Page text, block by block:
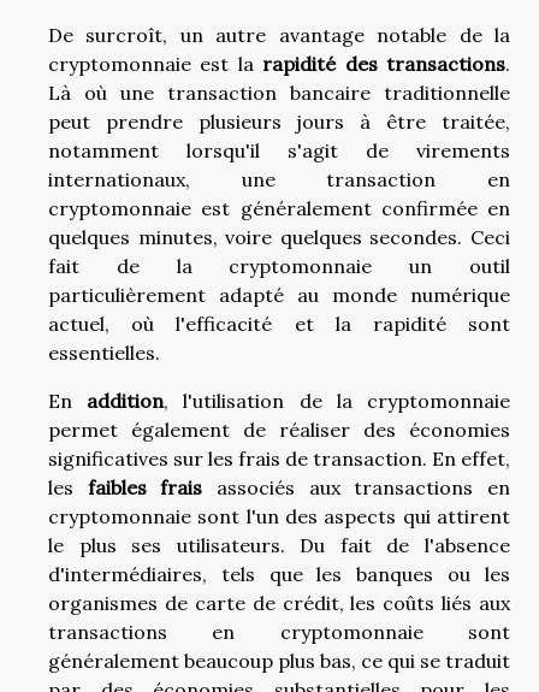
De surcroît, un autre avantage notable de la
cryptomonnaie est la rapidité des transactions.
Là où une transaction bancaire traditionnelle
peut prendre plusieurs jours à être traitée,
notamment lorsqu'il s'agit de virements
internationaux, une transaction en
cryptomonnaie est généralement confirmée en
quelques minutes, voire quelques secondes. Ceci
fait de la cryptomonnaie un outil
particulièrement adapté au monde numérique
actuel, où l'efficacité et la rapidité sont
essentielles.
En addition, l'utilisation de la cryptomonnaie
permet également de réaliser des économies
significatives sur les frais de transaction. En effet,
les faibles frais associés aux transactions en
cryptomonnaie sont l'un des aspects qui attirent
le plus ses utilisateurs. Du fait de l'absence
d'intermédiaires, tels que les banques ou les
organismes de carte de crédit, les coûts liés aux
transactions en cryptomonnaie sont
généralement beaucoup plus bas, ce qui se traduit